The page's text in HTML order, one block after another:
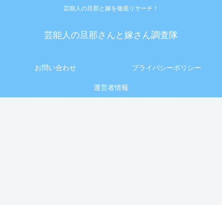
芸能人の旦那と嫁を徹底リサーチ！
芸能人の旦那さんと嫁さん調査隊
お問い合わせ プライバシーポリシー
運営者情報